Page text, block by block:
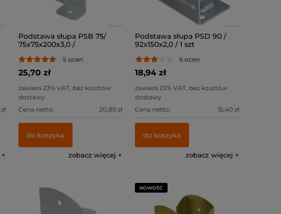
Podstawa słupa PSB 75/
75x75x200x3,0 /
5 ocen
25,70 zł
zawiera 23% VAT, bez kosztów
dostawy
Cena netto:
20,89 zł
do koszyka
zobacz więcej
Podstawa słupa PSD 90 /
92x150x2,0 / 1 szt
6 ocen
18,94 zł
zawiera 23% VAT, bez kosztów
dostawy
Cena netto:
15,40 zł
do koszyka
zobacz więcej
NOWOŚĆ